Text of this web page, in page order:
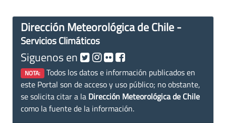
Dirección Meteorológica de Chile -
Servicios Climáticos
Siguenos en
NOTA: Todos los datos e información publicados en
este Portal son de acceso y uso público; no obstante,
se solicita citar a la Dirección Meteorológica de Chile
como la fuente de la información.